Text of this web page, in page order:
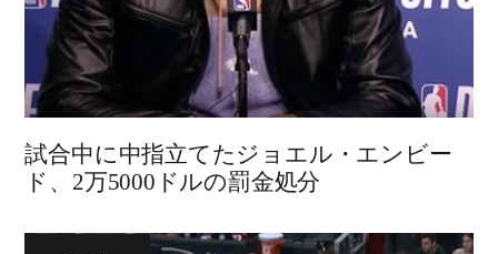
試合中に中指立てたジョエル・エンビー
ド、2万5000ドルの罰金処分